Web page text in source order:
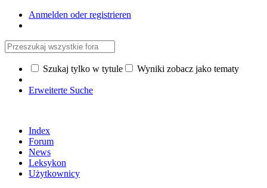
Anmelden oder registrieren
Szukaj tylko w tytule Wyniki zobacz jako tematy
Erweiterte Suche
Index
Forum
News
Leksykon
Użytkownicy